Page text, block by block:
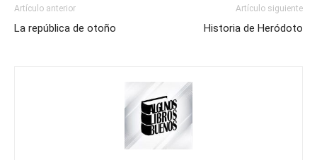
Artículo anterior
La república de otoño
Artículo siguiente
Historia de Heródoto